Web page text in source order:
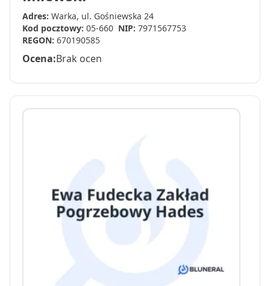
Adres: Warka, ul. Gośniewska 24
Kod pocztowy: 05-660 NIP: 7971567753
REGON: 670190585
Ocena:Brak ocen